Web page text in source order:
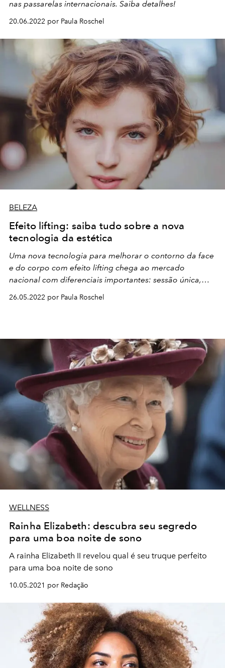
nas passarelas internacionais. Saiba detalhes!
20.06.2022 por Paula Roschel
BELEZA
Efeito lifting: saiba tudo sobre a nova
tecnologia da estética
Uma nova tecnologia para melhorar o contorno da face
e do corpo com efeito lifting chega ao mercado
nacional com diferenciais importantes: sessão única,
consagradas
26.05.2022 por Paula Roschel
WELLNESS
Rainha Elizabeth: descubra seu segredo
para uma boa noite de sono
A rainha Elizabeth II revelou qual é seu truque perfeito
para uma boa noite de sono
10.05.2021 por Redação